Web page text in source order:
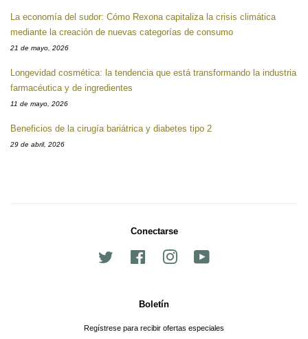
La economía del sudor: Cómo Rexona capitaliza la crisis climática
mediante la creación de nuevas categorías de consumo
21 de mayo, 2026
Longevidad cosmética: la tendencia que está transformando la industria
farmacéutica y de ingredientes
11 de mayo, 2026
Beneficios de la cirugía bariátrica y diabetes tipo 2
29 de abril, 2026
Conectarse
Facebook Instagram
Boletín
Regístrese para recibir ofertas especiales